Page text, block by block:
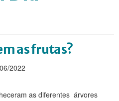
as frutas?
2022
as diferentes árvores